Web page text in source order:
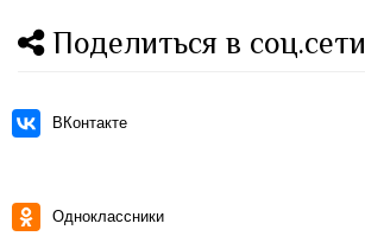
Поделиться в соц.сети
ВКонтакте
Одноклассники